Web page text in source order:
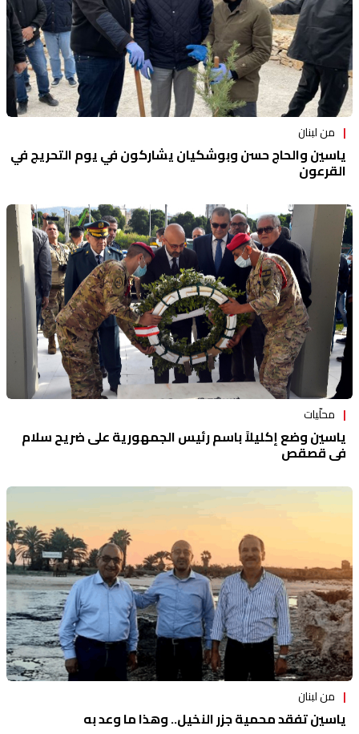
من لبنان
ياسين والحاج حسن وبوشكيان يشاركون في يوم التحريج في
القرعون
محلّيات
ياسين وضع إكليلاً باسم رئيس الجمهورية على ضريح سلام
في قصقص
من لبنان
ياسين تفقد محمية جزر النخيل.. وهذا ما وعد به